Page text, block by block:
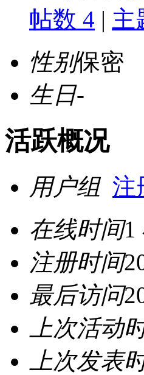
帖数 4 | 主
性别保密
生日-
活跃概况
用户组 注
在线时间1
注册时间
最后访问
上次活动
上次发表